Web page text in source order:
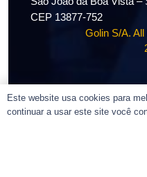
CEP 13877-752
Golin S/A.
Este website usa cookies para
continuar a usar este site você